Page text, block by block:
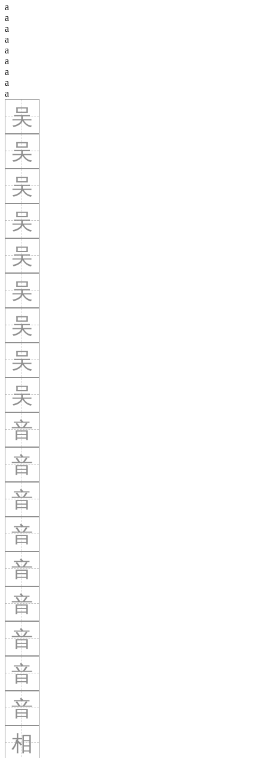
a
a
a
a
a
a
a
a
a
吴
吴
吴
吴
吴
吴
吴
吴
吴
音
音
音
音
音
音
音
音
音
相